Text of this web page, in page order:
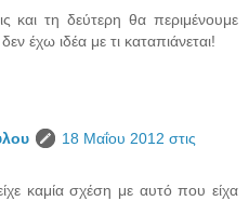
και τη δεύτερη θα περιμένουμε
έχω ιδέα με τι καταπιάνεται!
18 Μαΐου 2012 στις
καμία σχέση με αυτό που είχα